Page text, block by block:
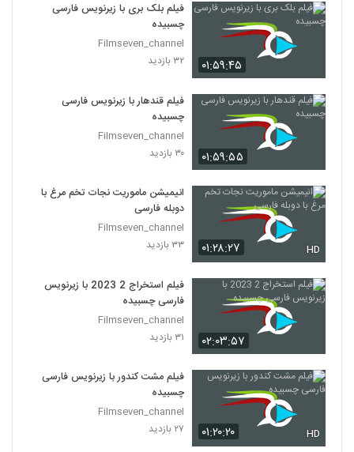
۰۱:۵۹:۴۵
فیلم بلک بری با زیرنویس فارسی
چسبیده
Filmseven_channel
۳۲ بازدید
۰۱:۵۹:۵۵
فیلم قندهار با زیرنویس فارسی
چسبیده
Filmseven_channel
۳۰ بازدید
۰۱:۲۸:۲۷ HD
انیمیشن ماموریت نجات تخم مرغ با
دوبله فارسی
Filmseven_channel
۳۳ بازدید
۰۲:۰۳:۵۷
فیلم استخراج 2 2023 با زیرنویس
فارسی چسبیده
Filmseven_channel
۳۱ بازدید
۰۱:۲۰:۲۰ HD
فیلم مشت کندور با زیرنویس فارسی
چسبیده
Filmseven_channel
۲۷ بازدید